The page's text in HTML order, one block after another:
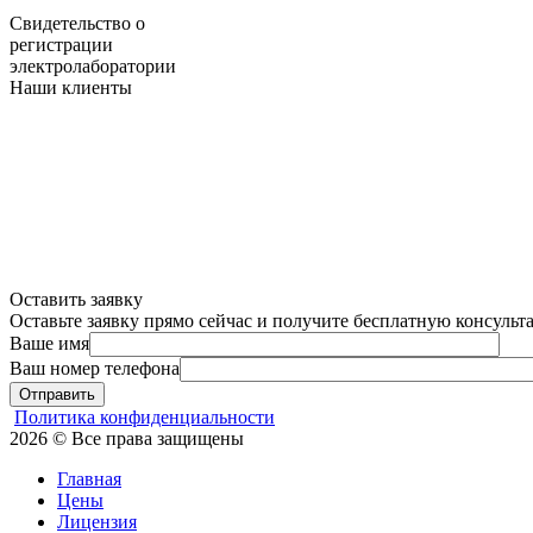
Свидетельство о
регистрации
электролаборатории
Наши клиенты
Оставить заявку
Оставьте заявку прямо сейчас и получите бесплатную
Ваше имя
Ваш номер телефона
Отправить
Политика конфиденциальности
2026 © Все права защищены
Главная
Цены
Лицензия